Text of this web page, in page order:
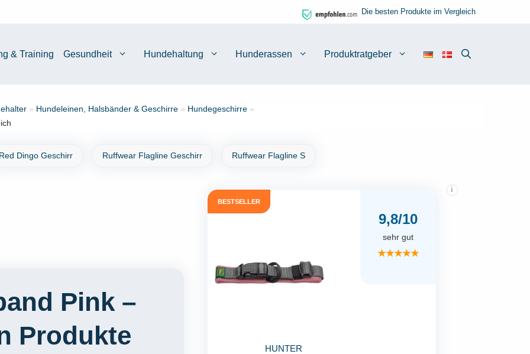
Die besten Produkte im Vergleich
& Training Gesundheit Hundehaltung Hunderassen Produktratgeber
» Hundeleinen, Halsbänder & Geschirre » Hundegeschirre »
Dingo Geschirr Ruffwear Flagline Geschirr Ruffwear Flagline S
Pink –
Produkte
BESTSELLER
HUNTER
9,8/10
i
sehr gut
★★★★★